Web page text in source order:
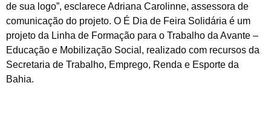
de sua logo”, esclarece Adriana Carolinne, assessora de
comunicação do projeto. O É Dia de Feira Solidária é um
projeto da Linha de Formação para o Trabalho da Avante –
Educação e Mobilização Social, realizado com recursos da
Secretaria de Trabalho, Emprego, Renda e Esporte da
Bahia.